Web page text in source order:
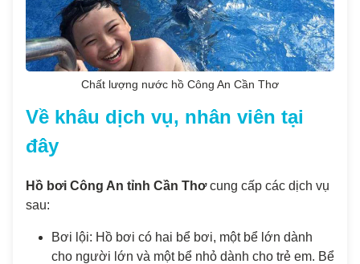
Chất lượng nước hồ Công An Cần Thơ
Về khâu dịch vụ, nhân viên tại
đây
Hồ bơi Công An tỉnh Cần Thơcung cấp các dịch vụ
sau:
Bơi lội: Hồ bơi có hai bể bơi, một bể lớn dành
cho người lớn và một bể nhỏ dành cho trẻ em. Bể